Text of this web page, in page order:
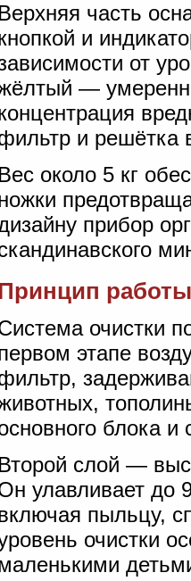
Верхняя часть
и
от
—
и решётка
Вес около 5 кг
прибор
очистки
этапе
блока и
Второй слой —
улавливает до
пыльцу,
очистки